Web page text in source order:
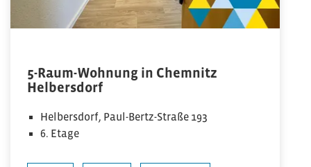
5-Raum-Wohnung in Chemnitz
Helbersdorf
Helbersdorf, Paul-Bertz-Straße 193
6. Etage